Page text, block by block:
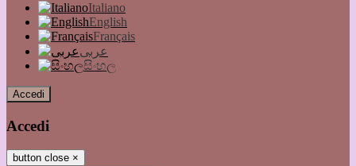
Italiano
English
Français
عربى
සිංහල
Accedi
Accedi
button close ×